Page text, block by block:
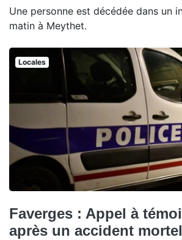
Une personne est décédée dans un
matin à Meythet.
Locales
Faverges : Appel à
après un accident mortel